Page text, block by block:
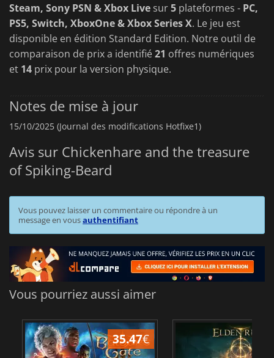
Steam, Sony PSN & Xbox Live sur5 plateformes - PC,
PS5, Switch, XboxOne & Xbox Series X. Le jeu est
disponible en édition Standard Edition. Notre outil de
comparaison de prix a identifié21 offres numériques
et 14 prix pour la version physique.
Notes de mise à jour
15/10/2025 (Journal des modifications Hotfixe1)
Avis sur Chickenhare and the treasure
of Spiking-Beard
Vous pouvez laisser un commentaire ou répondre à un
message en vousauthentifiant
Vous pourriez aussi aimer
35.47€